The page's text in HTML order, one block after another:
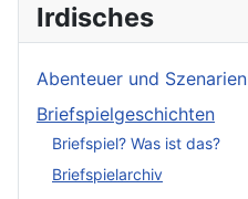
Irdisches
Abenteuer und Szenarien
Briefspielgeschichten
Briefspiel? Was ist das?
Briefspielarchiv